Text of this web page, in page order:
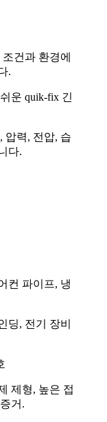
건과 환경에
.
운 quik-fix 긴
압력, 전압, 습
다.
컨 파이프, 냉
딩, 전기 장비
제형, 높은 접
거.